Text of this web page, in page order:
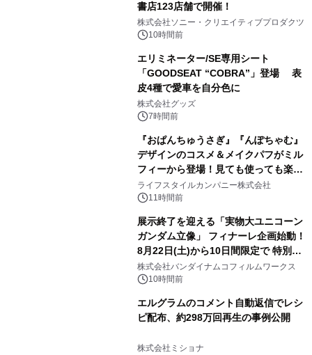
書店123店舗で開催！
株式会社ソニー・クリエイティブプロダクツ
10時間前
エリミネーター/SE専用シート
「GOODSEAT “COBRA”」登場 表
皮4種で愛車を自分色に
株式会社グッズ
7時間前
『おぱんちゅうさぎ』『んぽちゃむ』
デザインのコスメ＆メイクパフがミル
フィーから登場！見ても使っても楽し
い、ポップでキュートなコレクショ
ン。
ライフスタイルカンパニー株式会社
11時間前
展示終了を迎える「実物大ユニコーン
ガンダム立像」 フィナーレ企画始動！
8月22日(土)から10日間限定で 特別映
像『UNICORN GUNDAM Statue ―
BEYOND POSSIBILITY ―』を上映！
株式会社バンダイナムコフィルムワークス
10時間前
エルグラムのコメント自動返信でレシ
ピ配布、約298万回再生の事例公開
株式会社ミショナ